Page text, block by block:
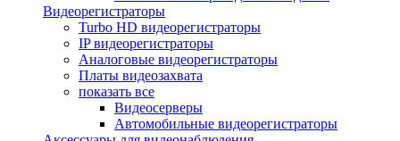
Видеорегистраторы
Turbo HD видеорегистраторы
IP видеорегистраторы
Аналоговые видеорегистраторы
Платы видеозахвата
показать все
Видеосерверы
Автомобильные видеорегистраторы